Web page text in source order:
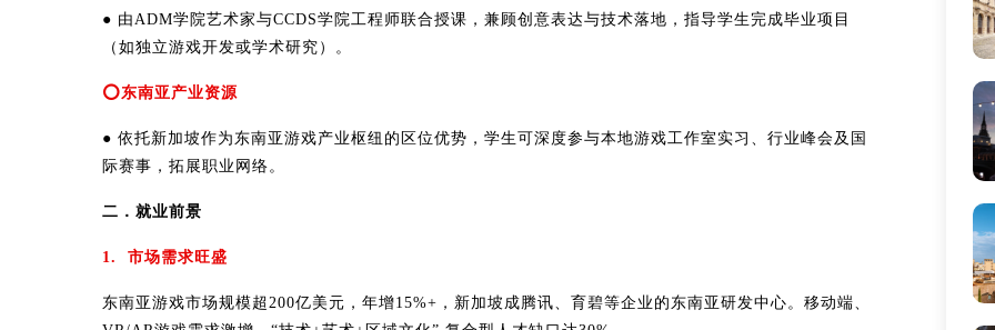
● 由ADM学院艺术家与CCDS学院工程师联合授课，兼顾创意表达与技术落地，指导学生完成毕业项目
（如独立游戏开发或学术研究）。
⭕东南亚产业资源
● 依托新加坡作为东南亚游戏产业枢纽的区位优势，学生可深度参与本地游戏工作室实习、行业峰会及国
际赛事，拓展职业网络。
二．就业前景
1. 市场需求旺盛
东南亚游戏市场规模超200亿美元，年增15%+，新加坡成腾讯、育碧等企业的东南亚研发中心。移动端、